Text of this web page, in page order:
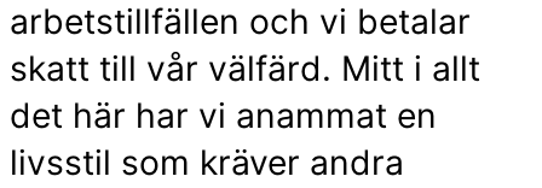
arbetstillfällen och vi betalar
skatt till vår välfärd. Mitt i allt
det här har vi anammat en
livsstil som kräver andra